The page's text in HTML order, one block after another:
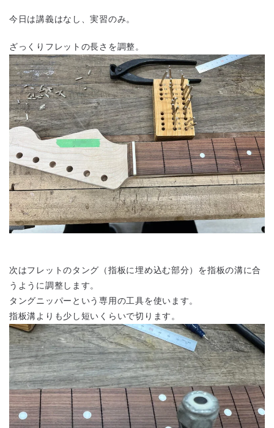
今日は講義はなし、実習のみ。
ざっくりフレットの長さを調整。
次はフレットのタング（指板に埋め込む部分）を指板の溝に合
うように調整します。
タングニッパーという専用の工具を使います。
指板溝よりも少し短いくらいで切ります。